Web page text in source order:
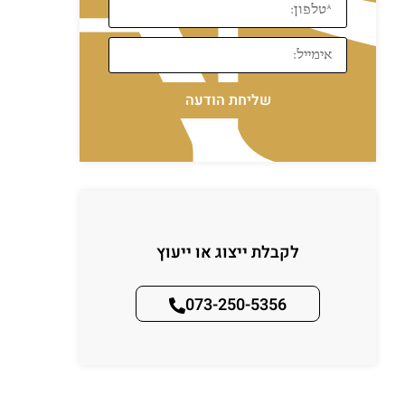
שליחת הודעה
לקבלת ייצוג או ייעוץ
073-250-5356